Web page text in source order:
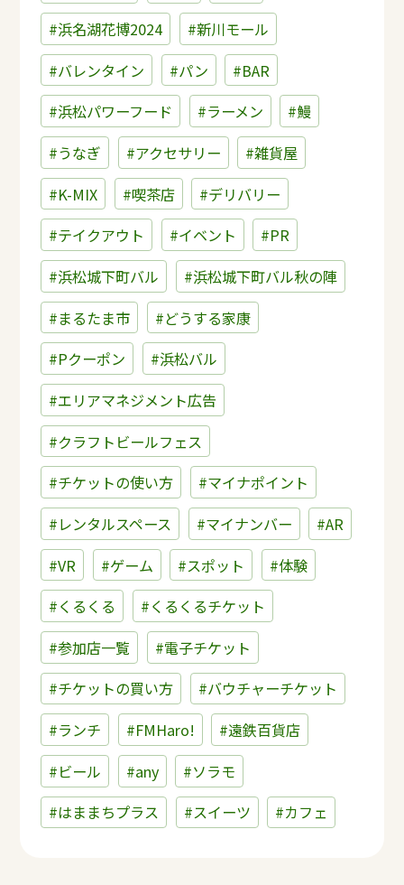
#浜名湖花博2024
#新川モール
#バレンタイン
#パン
#BAR
#浜松パワーフード
#ラーメン
#鰻
#うなぎ
#アクセサリー
#雑貨屋
#K-MIX
#喫茶店
#デリバリー
#テイクアウト
#イベント
#PR
#浜松城下町バル
#浜松城下町バル秋の陣
#まるたま市
#どうする家康
#Pクーポン
#浜松バル
#エリアマネジメント広告
#クラフトビールフェス
#チケットの使い方
#マイナポイント
#レンタルスペース
#マイナンバー
#AR
#VR
#ゲーム #スポット
#体験
#くるくる
#くるくるチケット
#参加店一覧
#電子チケット
#チケットの買い方
#バウチャーチケット
#ランチ
#FMHaro!
#遠鉄百貨店
#ビール
#any
#ソラモ
#はままちプラス
#スイーツ #カフェ